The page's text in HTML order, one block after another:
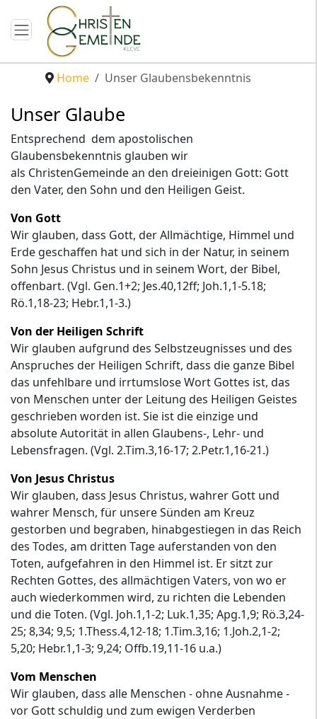
Home Unser Glaubensbekenntnis
Unser Glaube
Entsprechend dem apostolischen
Glaubensbekenntnis glauben wir
als ChristenGemeinde an den dreieinigen Gott: Gott
den Vater, den Sohn und den Heiligen Geist.
Von Gott
Wir glauben, dass Gott, der Allmächtige, Himmel und
Erde geschaffen hat und sich in der Natur, in seinem
Sohn Jesus Christus und in seinem Wort, der Bibel,
offenbart. (Vgl. Gen.1+2; Jes.40,12ff; Joh.1,1-5.18;
Rö.1,18-23; Hebr.1,1-3.)
Von der Heiligen Schrift
Wir glauben aufgrund des Selbstzeugnisses und des
Anspruches der Heiligen Schrift, dass die ganze Bibel
das unfehlbare und irrtumslose Wort Gottes ist, das
von Menschen unter der Leitung des Heiligen Geistes
geschrieben worden ist. Sie ist die einzige und
absolute Autorität in allen Glaubens-, Lehr- und
Lebensfragen. (Vgl. 2.Tim.3,16-17; 2.Petr.1,16-21.)
Von Jesus Christus
Wir glauben, dass Jesus Christus, wahrer Gott und
wahrer Mensch, für unsere Sünden am Kreuz
gestorben und begraben, hinabgestiegen in das Reich
des Todes, am dritten Tage auferstanden von den
Toten, aufgefahren in den Himmel ist. Er sitzt zur
Rechten Gottes, des allmächtigen Vaters, von wo er
auch wiederkommen wird, zu richten die Lebenden
und die Toten. (Vgl. Joh.1,1-2; Luk.1,35; Apg.1,9; Rö.3,24-
25; 8,34; 9,5; 1.Thess.4,12-18; 1.Tim.3,16; 1.Joh.2,1-2;
5,20; Hebr.1,1-3; 9,24; Offb.19,11-16 u.a.)
Vom Menschen
Wir glauben, dass alle Menschen - ohne Ausnahme -
vor Gott schuldig und zum ewigen Verderben